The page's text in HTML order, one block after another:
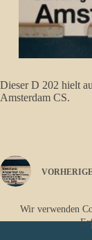
Wir verwenden
Dieser D 202 hielt
Amsterdam CS.